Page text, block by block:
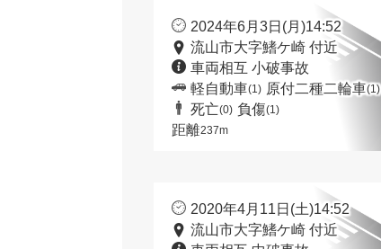
2024年6月3日(月)14:52
流山市大字鰭ケ崎 付近
車両相互 小破事故
軽自動車(1) 原付二種二輪車(1)
死亡(0) 負傷(1)
距離237m
2020年4月11日(土)14:52
流山市大字鰭ケ崎 付近